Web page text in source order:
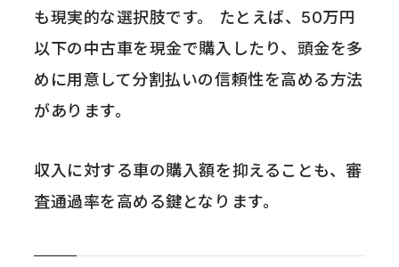
も現実的な選択肢です。 たとえば、50万円
以下の中古車を現金で購入したり、頭金を多
めに用意して分割払いの信頼性を高める方法
があります。
収入に対する車の購入額を抑えることも、審
査通過率を高める鍵となります。